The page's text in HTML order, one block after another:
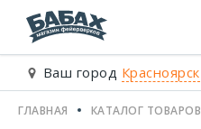
Ваш город Красноярск
ГЛАВНАЯ КАТАЛОГ ТОВАРОВ